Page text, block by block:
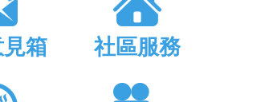
箱 社區服務